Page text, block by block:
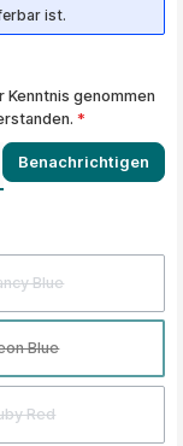
ist.
Kenntnis genommen
*
Benachrichtigen
Blue
Blue
Red